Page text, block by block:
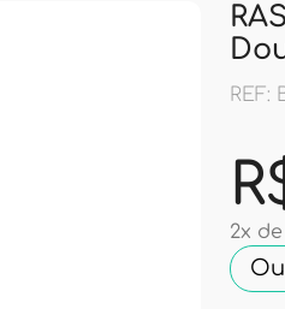
REF:
2x de
Ou